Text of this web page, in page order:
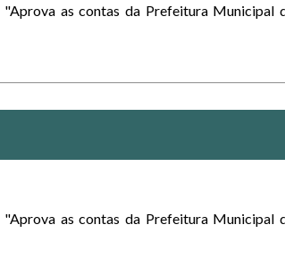
"Aprova as contas da Prefeitura Municipal
"Aprova as contas da Prefeitura Municipal